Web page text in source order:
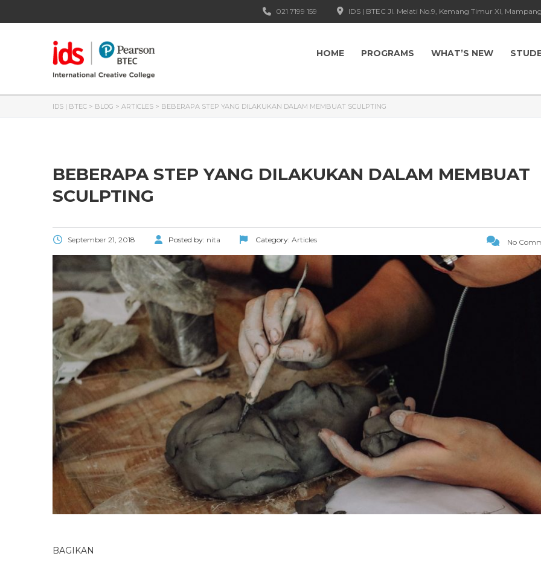
IDS | BTEC Jl. Melati No.9, Kemang Timur XI,
021 7199 159
HOME PROGRAMS WHAT’S NEW
IDS | BTEC > BLOG > ARTICLES > BEBERAPA STEP YANG DILAKUKAN DALAM MEMBUAT SCULPTING
BEBERAPA STEP YANG DILAKUKAN DALAM MEMBUAT
SCULPTING
September 21, 2018 Posted by: nita Category: Articles No
BAGIKAN